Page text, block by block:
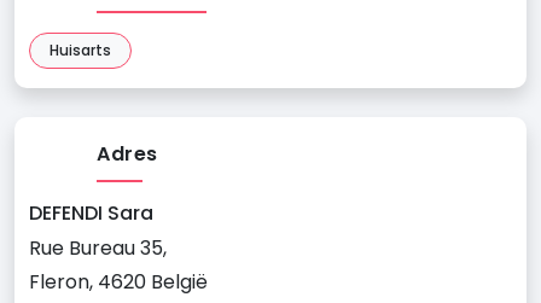
Huisarts
Adres
DEFENDI Sara
Rue Bureau 35,
Fleron, 4620 België